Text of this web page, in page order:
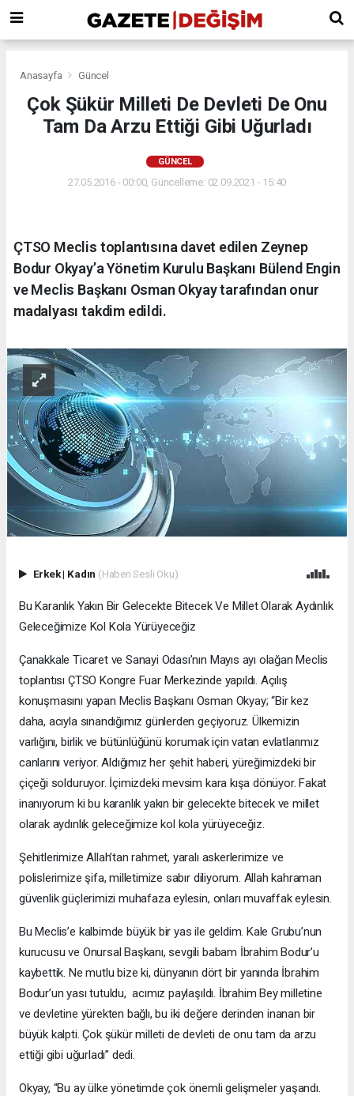
Anasayfa Güncel
Çok Şükür Milleti De Devleti De Onu
Tam Da Arzu Ettiği Gibi Uğurladı
GÜNCEL
27.05.2016 - 00:00, Güncelleme: 02.09.2021 - 15:40
ÇTSO Meclis toplantısına davet edilen Zeynep
Bodur Okyay’a Yönetim Kurulu Başkanı Bülend Engin
ve Meclis Başkanı Osman Okyay tarafından onur
madalyası takdim edildi.
Erkek| Kadın (Haberi Sesli Oku)
Bu Karanlık Yakın Bir Gelecekte Bitecek Ve Millet Olarak Aydınlık
Geleceğimize Kol Kola Yürüyeceğiz
Çanakkale Ticaret ve Sanayi Odası’nın Mayıs ayı olağan Meclis
toplantısı ÇTSO Kongre Fuar Merkezinde yapıldı. Açılış
konuşmasını yapan Meclis Başkanı Osman Okyay; “Bir kez
daha, acıyla sınandığımız günlerden geçiyoruz. Ülkemizin
varlığını, birlik ve bütünlüğünü korumak için vatan evlatlarımız
canlarını veriyor. Aldığımız her şehit haberi, yüreğimizdeki bir
çiçeği solduruyor. İçimizdeki mevsim kara kışa dönüyor. Fakat
inanıyorum ki bu karanlık yakın bir gelecekte bitecek ve millet
olarak aydınlık geleceğimize kol kola yürüyeceğiz.
Şehitlerimize Allah’tan rahmet, yaralı askerlerimize ve
polislerimize şifa, milletimize sabır diliyorum. Allah kahraman
güvenlik güçlerimizi muhafaza eylesin, onları muvaffak eylesin.
Bu Meclis’e kalbimde büyük bir yas ile geldim. Kale Grubu’nun
kurucusu ve Onursal Başkanı, sevgili babam İbrahim Bodur’u
kaybettik. Ne mutlu bize ki, dünyanın dört bir yanında İbrahim
Bodur’un yası tutuldu, acımız paylaşıldı. İbrahim Bey milletine
ve devletine yürekten bağlı, bu iki değere derinden inanan bir
büyük kalpti. Çok şükür milleti de devleti de onu tam da arzu
ettiği gibi uğurladı” dedi.
Okyay, “Bu ay ülke yönetimde çok önemli gelişmeler yaşandı.